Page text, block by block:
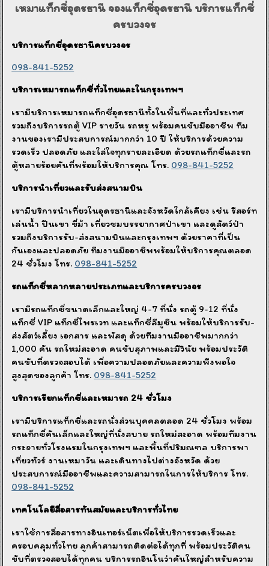
เหมาแท็กซี่อุดรธานี จองแท็กซี่อุดรธานี บริการแท็กซี่
ครบวงจร
บริการแท็กซี่อุดรธานีครบวงจร
098-841-5252
บริการเหมารถแท็กซี่ทั่วไทยและในกรุงเทพฯ
เรามีบริการเหมารถแท็กซี่อุดรธานีทั้งในพื้นที่และทั่วประเทศ
รวมถึงบริการรถตู้ VIP รายวัน รถหรู พร้อมคนขับมืออาชีพ ทีม
งานของเรามีประสบการณ์มากกว่า 10 ปี ให้บริการด้วยความ
รวดเร็ว ปลอดภัย และใส่ใจทุกรายละเอียด ด้วยรถแท็กซี่และรถ
ตู้หลายร้อยคันที่พร้อมให้บริการคุณ โทร. 098-841-5252
บริการนำเที่ยวและรับส่งสนามบิน
เรามีบริการนำเที่ยวในอุดรธานีและจังหวัดใกล้เคียง เช่น รีสอร์ท
เล่นน้ำ ปีนเขา ขี่ม้า เที่ยวชมบรรยากาศป่าเขา และดูสัตว์ป่า
รวมถึงบริการรับ-ส่งสนามบินและกรุงเทพฯ ด้วยราคาที่เป็น
กันเองและปลอดภัย ทีมงานมืออาชีพพร้อมให้บริการคุณตลอด
24 ชั่วโมง โทร. 098-841-5252
รถแท็กซี่หลากหลายประเภทและบริการครบวงจร
เรามีรถแท็กซี่ขนาดเล็กและใหญ่ 4-7 ที่นั่ง รถตู้ 9-12 ที่นั่ง
แท็กซี่ VIP แท็กซี่ไพรเวท และแท็กซี่ลีมูซีน พร้อมให้บริการรับ-
ส่งสัตว์เลี้ยง เอกสาร และพัสดุ ด้วยทีมงานมืออาชีพมากกว่า
1,000 คัน รถใหม่สะอาด คนขับสุภาพและมีวินัย พร้อมประวัติ
คนขับที่ตรวจสอบได้ เพื่อความปลอดภัยและความพึงพอใจ
สูงสุดของลูกค้า โทร. 098-841-5252
บริการเรียกแท็กซี่และเหมารถ 24 ชั่วโมง
เรามีบริการแท็กซี่และรถนั่งส่วนบุคคลตลอด 24 ชั่วโมง พร้อม
รถแท็กซี่คันเล็กและใหญ่ที่นั่งสบาย รถใหม่สะอาด พร้อมทีมงาน
กระจายทั่วโรงแรมในกรุงเทพฯ และพื้นที่ปริมณฑล บริการพา
เที่ยวทัวร์ งานเหมาวัน และเดินทางไปต่างจังหวัด ด้วย
ประสบการณ์มืออาชีพและความสามารถในการให้บริการ โทร.
098-841-5252
เทคโนโลยีสื่อสารทันสมัยและบริการทั่วไทย
เราใช้การสื่อสารทางอินเทอร์เน็ตเพื่อให้บริการรวดเร็วและ
ครอบคลุมทั่วไทย ลูกค้าสามารถติดต่อได้ทุกที่ พร้อมประวัติคน
ขับที่ตรวจสอบได้ทุกคน บริการรถอินโนว่าคันใหญ่สำหรับความ